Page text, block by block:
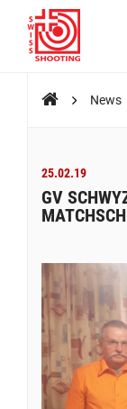
News
25.02.19
GV